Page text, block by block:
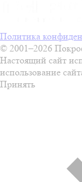
Политика
© 2001–2026
Настоящий сайт
использование
Принять